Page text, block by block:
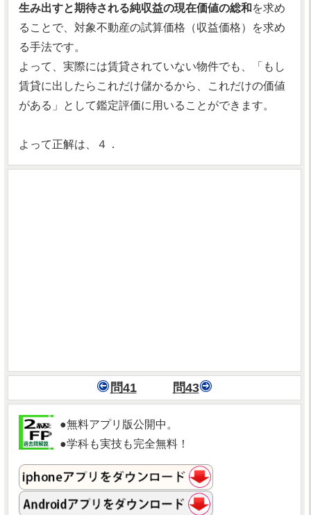
生み出すと期待される純収益の現在価値の総和 を求め
ることで、対象不動産の試算価格（収益価格）を求め
る手法です。
よって、実際には賃貸されていない物件でも、「もし
賃貸に出したらこれだけ儲かるから、これだけの価値
がある」として鑑定評価に用いることができます。
よって正解は、４．
問41 問43
●無料アプリ版公開中。
●学科も実技も完全無料！